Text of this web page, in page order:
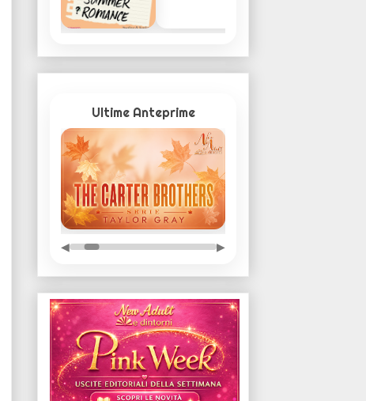
Ultime Anteprime
◀ ▶